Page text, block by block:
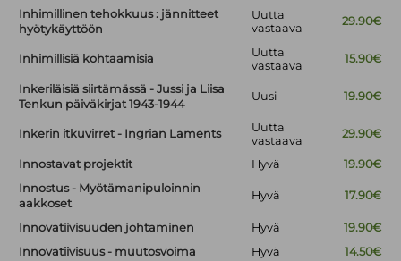
Inhimillinen tehokkuus : jännitteet
hyötykäyttöön
Uutta
vastaava
29.90€
Inhimillisiä kohtaamisia
Uutta
vastaava
15.90€
Inkeriläisiä siirtämässä - Jussi ja Liisa
Tenkun päiväkirjat 1943-1944
Uusi 19.90€
Inkerin itkuvirret - Ingrian Laments
Uutta
vastaava
29.90€
Innostavat projektit Hyvä
19.90€
Innostus - Myötämanipuloinnin
aakkoset
Hyvä 17.90€
Innovatiivisuuden johtaminen Hyvä
19.90€
Innovatiivisuus - muutosvoima
Hyvä 14.50€